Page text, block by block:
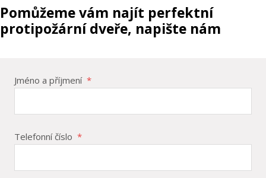
Pomůžeme vám najít perfektní
protipožární dveře, napište nám
Jméno a příjmení *
Telefonní číslo *